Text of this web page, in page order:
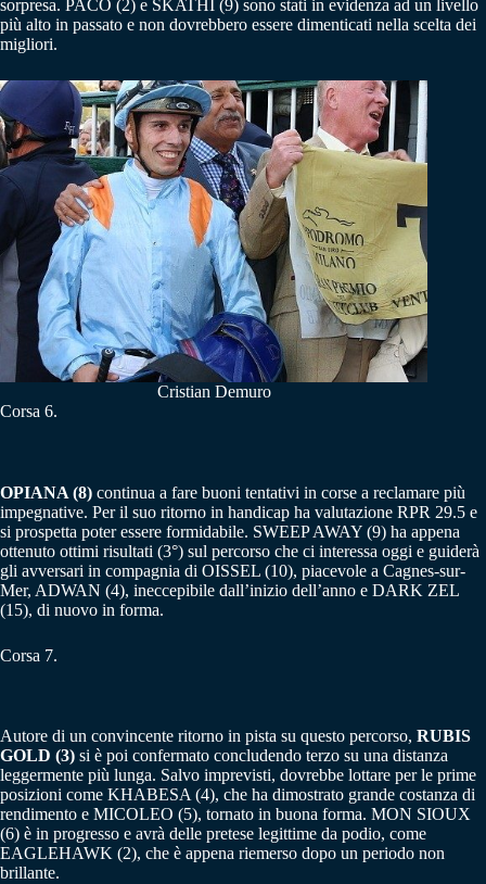
sorpresa. PACO (2) e SKATHI (9) sono stati in evidenza ad un livello
più alto in passato e non dovrebbero essere dimenticati nella scelta dei
migliori.
Cristian Demuro
Corsa 6.
OPIANA (8) continua a fare buoni tentativi in ​​corse a reclamare più
impegnative. Per il suo ritorno in handicap ha valutazione RPR 29.5 e
si prospetta poter essere formidabile. SWEEP AWAY (9) ha appena
ottenuto ottimi risultati (3°) sul percorso che ci interessa oggi e guiderà
gli avversari in compagnia di OISSEL (10), piacevole a Cagnes-sur-
Mer, ADWAN (4), ineccepibile dall’inizio dell’anno e DARK ZEL
(15), di nuovo in forma.
Corsa 7.
Autore di un convincente ritorno in pista su questo percorso, RUBIS
GOLD (3) si è poi confermato concludendo terzo su una distanza
leggermente più lunga. Salvo imprevisti, dovrebbe lottare per le prime
posizioni come KHABESA (4), che ha dimostrato grande costanza di
rendimento e MICOLEO (5), tornato in buona forma. MON SIOUX
(6) è in progresso e avrà delle pretese legittime da podio, come
EAGLEHAWK (2), che è appena riemerso dopo un periodo non
brillante.